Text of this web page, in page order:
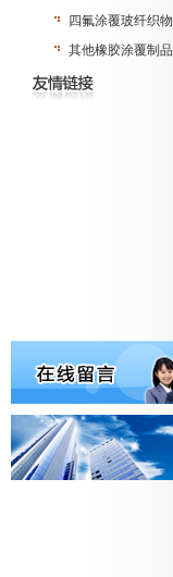
四氟涂覆玻纤织物
其他橡胶涂覆制品